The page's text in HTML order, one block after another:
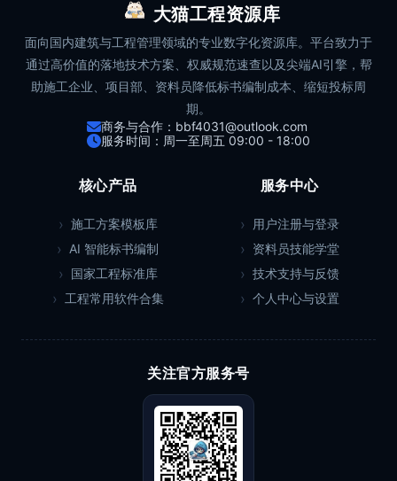
大猫工程资源库
面向国内建筑与工程管理领域的专业数字化资源库。平台致力于
通过高价值的落地技术方案、权威规范速查以及尖端AI引擎，帮
助施工企业、项目部、资料员降低标书编制成本、缩短投标周
期。
商务与合作：bbf4031@outlook.com
服务时间：周一至周五 09:00 - 18:00
核心产品
施工方案模板库
AI 智能标书编制
国家工程标准库
工程常用软件合集
服务中心
用户注册与登录
资料员技能学堂
技术支持与反馈
个人中心与设置
关注官方服务号